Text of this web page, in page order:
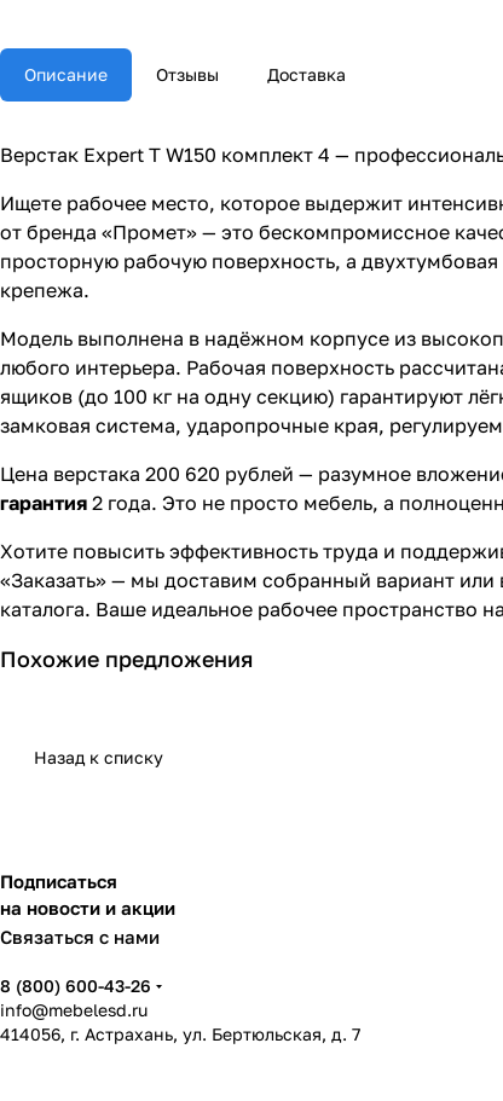
Описание Отзывы Доставка
Верстак Expert T W150 комплект 4 —
Ищете рабочее место, которое выдержит
от бренда «Промет» — это бескомпромиссное
просторную рабочую поверхность, а
крепежа.
Модель выполнена в надёжном корпусе из
любого интерьера. Рабочая поверхность
ящиков (до 100 кг на одну секцию) гарантируют
замковая система, ударопрочные края,
Цена верстака 200 620 рублей — разумное
гарантия 2 года. Это не просто мебель, а
Хотите повысить эффективность труда и
«Заказать» — мы доставим собранный вариант
каталога. Ваше идеальное рабочее пространство
Похожие предложения
Назад к списку
Подписаться
на новости и акции
Связаться с нами
8 (800) 600-43-26
info@mebelesd.ru
414056, г. Астрахань, ул. Бертюльская, д. 7